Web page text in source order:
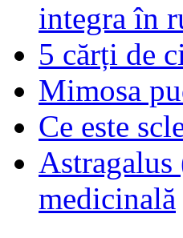
integra în
5 cărți de
Mimosa
Ce este
Astragalus
medicinală